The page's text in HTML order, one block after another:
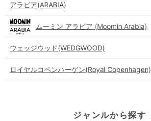
アラビア(ARABIA)
ムーミン アラビア (Moomin Arabia)
ウェッジウッド(WEDGWOOD)
ロイヤルコペンハーゲン(Royal Copenhagen)
ジャンルから探す